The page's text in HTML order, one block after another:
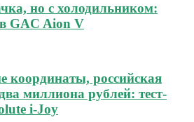
но с холодильником:
GAC Aion V
координаты, российская
миллиона рублей: тест-
i-Joy